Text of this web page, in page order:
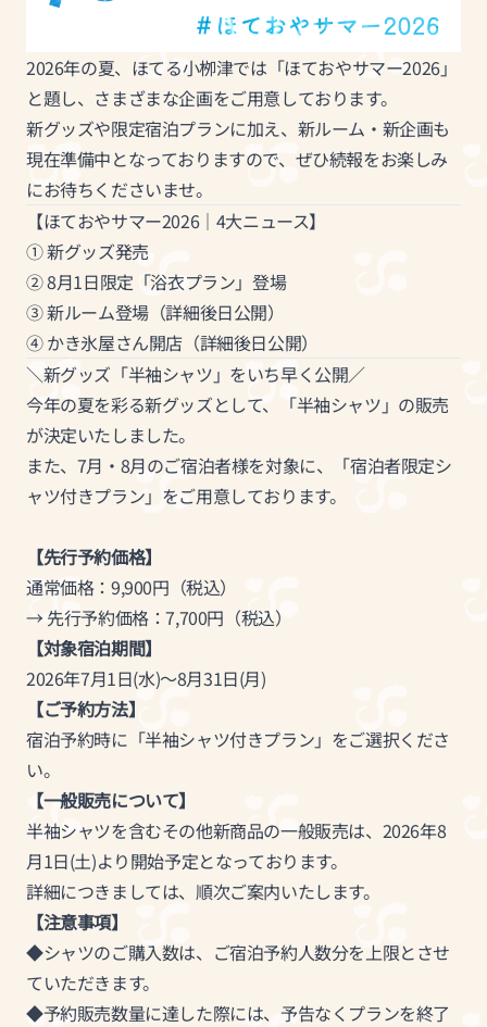
2026年の夏、ほてる小栁津では「ほておやサマー2026」
と題し、さまざまな企画をご用意しております。
新グッズや限定宿泊プランに加え、新ルーム・新企画も
現在準備中となっておりますので、ぜひ続報をお楽しみ
にお待ちくださいませ。
【ほておやサマー2026｜4大ニュース】
① 新グッズ発売
② 8月1日限定「浴衣プラン」登場
③ 新ルーム登場（詳細後日公開）
④ かき氷屋さん開店（詳細後日公開）
＼新グッズ「半袖シャツ」をいち早く公開／
今年の夏を彩る新グッズとして、「半袖シャツ」の販売
が決定いたしました。
また、7月・8月のご宿泊者様を対象に、「宿泊者限定シ
ャツ付きプラン」をご用意しております。
【先行予約価格】
通常価格：9,900円（税込）
→ 先行予約価格：7,700円（税込）
【対象宿泊期間】
2026年7月1日(水)～8月31日(月)
【ご予約方法】
宿泊予約時に「半袖シャツ付きプラン」をご選択くださ
い。
【一般販売について】
半袖シャツを含むその他新商品の一般販売は、2026年8
月1日(土)より開始予定となっております。
詳細につきましては、順次ご案内いたします。
【注意事項】
◆シャツのご購入数は、ご宿泊予約人数分を上限とさせ
ていただきます。
◆予約販売数量に達した際には、予告なくプランを終了